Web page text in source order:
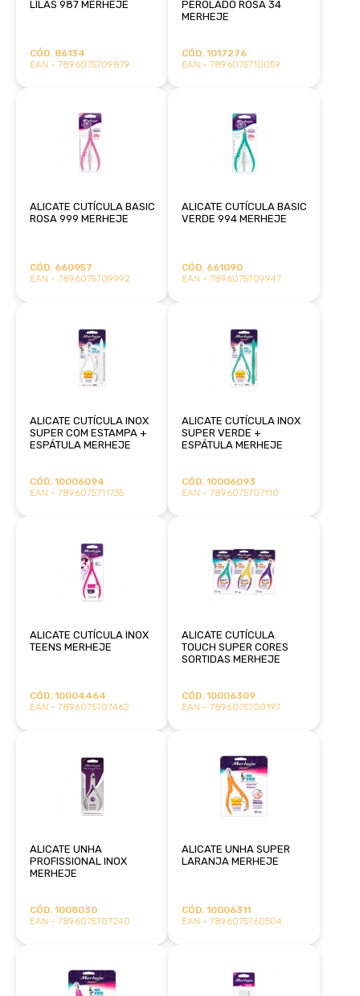
LILÁS 987 MERHEJE
CÓD. 86134
EAN - 7896075709879
PEROLADO ROSA 34
MERHEJE
CÓD. 1017276
EAN - 7896075710059
ALICATE CUTÍCULA BASIC
ROSA 999 MERHEJE
CÓD. 660957
EAN - 7896075709992
ALICATE CUTÍCULA BASIC
VERDE 994 MERHEJE
CÓD. 661090
EAN - 7896075709947
ALICATE CUTÍCULA INOX
SUPER COM ESTAMPA +
ESPÁTULA MERHEJE
CÓD. 10006094
EAN - 7896075711735
ALICATE CUTÍCULA INOX
SUPER VERDE +
ESPÁTULA MERHEJE
CÓD. 10006093
EAN - 7896075707110
ALICATE CUTÍCULA INOX
TEENS MERHEJE
CÓD. 10004464
EAN - 7896075707462
ALICATE CUTÍCULA
TOUCH SUPER CORES
SORTIDAS MERHEJE
CÓD. 10006309
EAN - 7896075700197
ALICATE UNHA
PROFISSIONAL INOX
MERHEJE
CÓD. 1008030
EAN - 7896075707240
ALICATE UNHA SUPER
LARANJA MERHEJE
CÓD. 10006311
EAN - 7896075760504